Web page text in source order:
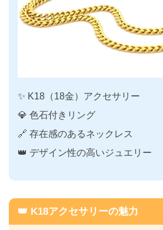
✨ K18（18金）アクセサリー
💎 色石付きリング
🔗 存在感のあるネックレス
👑 デザイン性の高いジュエリー
👑 K18アクセサリーの魅力